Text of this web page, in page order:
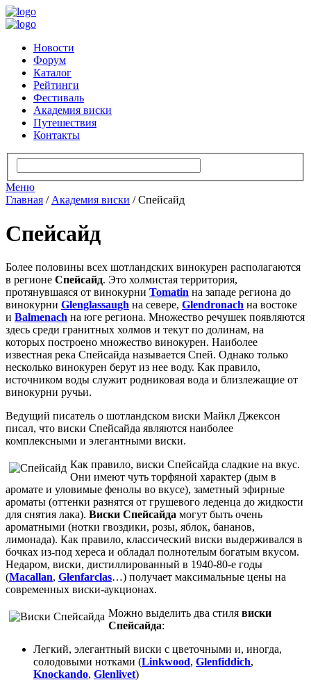
Новости
Форум
Каталог
Рейтинги
Фестиваль
Академия виски
Путешествия
Контакты
Меню
Главная / Академия виски /Спейсайд
Спейсайд
Более половины всех шотландских винокурен располагаются
в регионе Спейсайд. Это холмистая территория,
протянувшаяся от винокурни Tomatin на западе региона до
винокурни Glenglassaugh на севере, Glendronach на востоке
и Balmenach на юге региона. Множество речушек появляются
здесь среди гранитных холмов и текут по долинам, на
которых построено множество винокурен. Наиболее
известная река Спейсайда называется Спей. Однако только
несколько винокурен берут из нее воду. Как правило,
источником воды служит родниковая вода и близлежащие от
винокурни ручьи.
Ведущий писатель о шотландском виски Майкл Джексон
писал, что виски Спейсайда являются наиболее
комплексными и элегантными виски.
Как правило, виски Спейсайда сладкие на вкус.
Они имеют чуть торфяной характер (дым в
аромате и уловимые фенолы во вкусе), заметный эфирные
ароматы (оттенки разнятся от грушевого леденца до жидкости
для снятия лака). Виски Спейсайда могут быть очень
ароматными (нотки гвоздики, розы, яблок, бананов,
лимонада). Как правило, классический виски выдерживался в
бочках из-под хереса и обладал полнотелым богатым вкусом.
Недаром, виски, дистиллированный в 1940-80-е годы
(Macallan, Glenfarclas…) получает максимальные цены на
современных виски-аукционах.
Можно выделить два стиля виски
Спейсайда:
Легкий, элегантный виски с цветочными и, иногда,
солодовыми нотками (Linkwood, Glenfiddich,
Knockando, Glenlivet)